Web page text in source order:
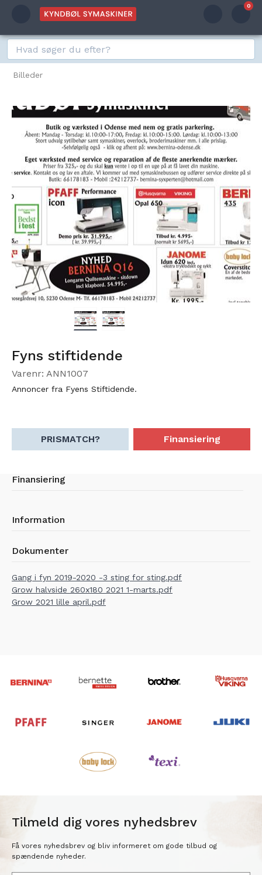
0
Billeder
Fyns stiftidende
Varenr: ANN1007
Annoncer fra Fyens Stiftidende.
PRISMATCH? Finansiering
Finansiering
Information
Dokumenter
Gang i fyn 2019-2020 -3 sting for sting.pdf
Grow halvside 260x180 2021 1-marts.pdf
Grow 2021 lille april.pdf
Tilmeld dig vores nyhedsbrev
Få vores nyhedsbrev og bliv informeret om gode tilbud og
spændende nyheder.